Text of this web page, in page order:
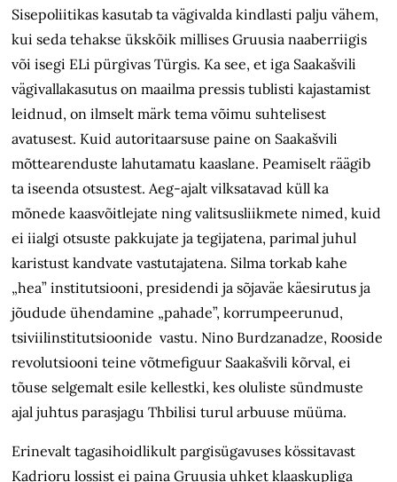
Sisepoliitikas kasutab ta vägivalda kindlasti palju vähem,
kui seda tehakse ükskõik millises Gruusia naaberriigis
või isegi ELi pürgivas Türgis. Ka see, et iga Saakašvili
vägivallakasutus on maailma pressis tublisti kajastamist
leidnud, on ilmselt märk tema võimu suhtelisest
avatusest. Kuid autoritaarsuse paine on Saakašvili
mõttearenduste lahutamatu kaaslane. Peamiselt räägib
ta iseenda otsustest. Aeg-ajalt vilksatavad küll ka
mõnede kaasvõitlejate ning valitsusliikmete nimed, kuid
ei iialgi otsuste pakkujate ja tegijatena, parimal juhul
karistust kandvate vastutajatena. Silma torkab kahe
„hea” institutsiooni, presidendi ja sõjaväe käesirutus ja
jõudude ühendamine „pahade”, korrumpeerunud,
tsiviilinstitutsioonide vastu. Nino Burdzanadze, Rooside
revolutsiooni teine võtmefiguur Saakašvili kõrval, ei
tõuse selgemalt esile kellestki, kes oluliste sündmuste
ajal juhtus parasjagu Thbilisi turul arbuuse müüma.
Erinevalt tagasihoidlikult pargisügavuses kössitavast
Kadrioru lossist ei paina Gruusia uhket klaaskupliga